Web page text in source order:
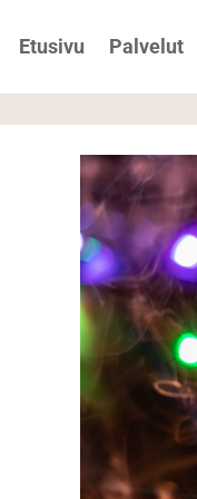
Etusivu Palvelut